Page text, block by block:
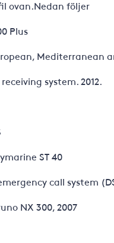
ovan.Nedan följer
Plus
Mediterranean
system. 2012.
ST 40
call system
NX 300, 2007